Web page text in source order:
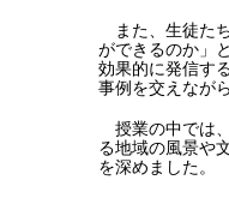
また、生徒た
ができるのか」
効果的に発信す
事例を交えなが
授業の中では
る地域の風景や
を深めました。